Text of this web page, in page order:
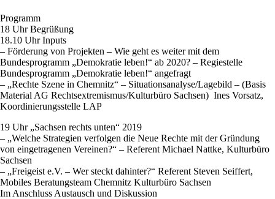
Programm
18 Uhr Begrüßung
18.10 Uhr Inputs
– Förderung von Projekten – Wie geht es weiter mit dem
Bundesprogramm „Demokratie leben!“ ab 2020? – Regiestelle
Bundesprogramm „Demokratie leben!“ angefragt
– „Rechte Szene in Chemnitz“ – Situationsanalyse/Lagebild – (Basis
Material AG Rechtsextremismus/Kulturbüro Sachsen) Ines Vorsatz,
Koordinierungsstelle LAP
19 Uhr „Sachsen rechts unten“ 2019
– „Welche Strategien verfolgen die Neue Rechte mit der Gründung
von eingetragenen Vereinen?“ – Referent Michael Nattke, Kulturbüro
Sachsen
– „Freigeist e.V. – Wer steckt dahinter?“ Referent Steven Seiffert,
Mobiles Beratungsteam Chemnitz Kulturbüro Sachsen
Im Anschluss Austausch und Diskussion